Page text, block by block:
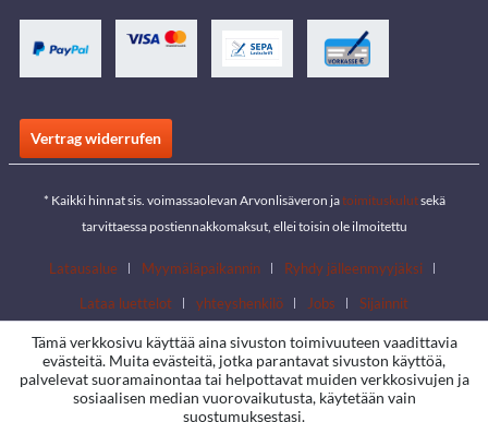
Vertrag widerrufen
* Kaikki hinnat sis. voimassaolevan Arvonlisäveron jatoimituskulutsekä
tarvittaessa postiennakkomaksut, ellei toisin ole ilmoitettu
Latausalue Myymäläpaikannin
Ryhdy jälleenmyyjäksi
Lataa luettelot
yhteyshenkilö Jobs Sijainnit
Tämä verkkosivu käyttää aina sivuston toimivuuteen vaadittavia
evästeitä. Muita evästeitä, jotka parantavat sivuston käyttöä,
palvelevat suoramainontaa tai helpottavat muiden verkkosivujen ja
sosiaalisen median vuorovaikutusta, käytetään vain
suostumuksestasi.